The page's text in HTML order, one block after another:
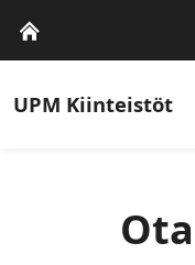
UPM Kiinteistöt